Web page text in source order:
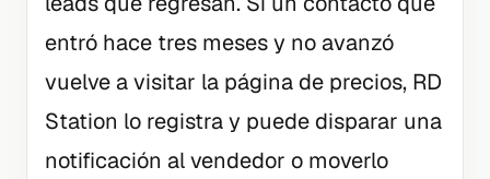
entró hace tres meses y no avanzó
vuelve a visitar la página de precios, RD
Station lo registra y puede disparar una
notificación al vendedor o moverlo